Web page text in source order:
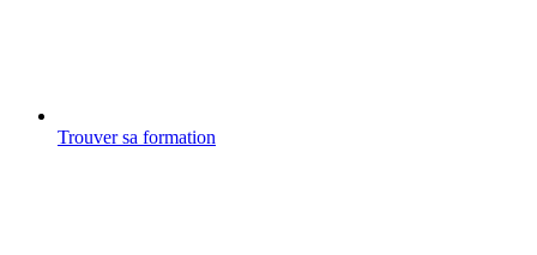
Trouver sa formation